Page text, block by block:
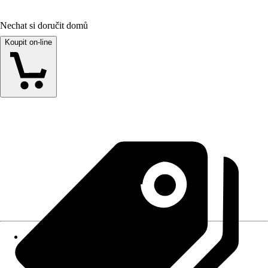
Nechat si doručit domů
Koupit on-line